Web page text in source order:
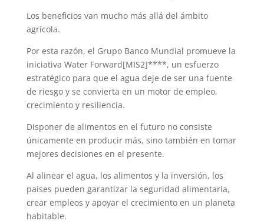
Los beneficios van mucho más allá del ámbito
agrícola.
Por esta razón, el Grupo Banco Mundial promueve la
iniciativa Water Forward[MIS2]****, un esfuerzo
estratégico para que el agua deje de ser una fuente
de riesgo y se convierta en un motor de empleo,
crecimiento y resiliencia.
Disponer de alimentos en el futuro no consiste
únicamente en producir más, sino también en tomar
mejores decisiones en el presente.
Al alinear el agua, los alimentos y la inversión, los
países pueden garantizar la seguridad alimentaria,
crear empleos y apoyar el crecimiento en un planeta
habitable.